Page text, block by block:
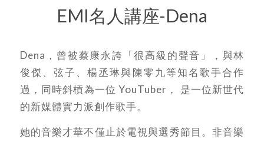
EMI名人講座-Dena
Dena，曾被蔡康永誇「很高級的聲音」，與林
俊傑、弦子、楊丞琳與陳零九等知名歌手合作
過，同時斜槓為一位 YouTuber， 是一位新世代
的新媒體實力派創作歌手。
她的音樂才華不僅止於電視與選秀節目。非音樂